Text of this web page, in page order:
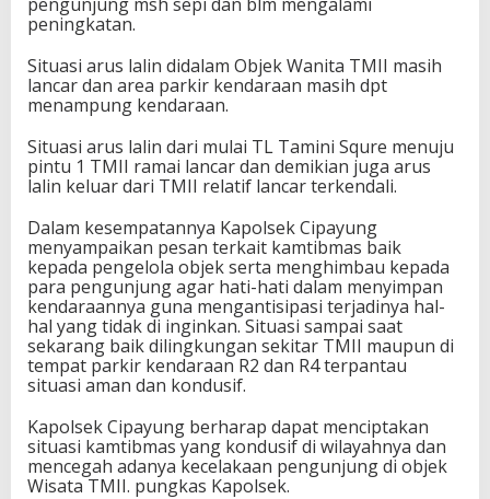
peningkatan.
Situasi arus lalin didalam Objek Wanita TMII masih
lancar dan area parkir kendaraan masih dpt
menampung kendaraan.
Situasi arus lalin dari mulai TL Tamini Squre menuju
pintu 1 TMII ramai lancar dan demikian juga arus
lalin keluar dari TMII relatif lancar terkendali.
Dalam kesempatannya Kapolsek Cipayung
menyampaikan pesan terkait kamtibmas baik
kepada pengelola objek serta menghimbau kepada
para pengunjung agar hati-hati dalam menyimpan
kendaraannya guna mengantisipasi terjadinya hal-
hal yang tidak di inginkan. Situasi sampai saat
sekarang baik dilingkungan sekitar TMII maupun di
tempat parkir kendaraan R2 dan R4 terpantau
situasi aman dan kondusif.
Kapolsek Cipayung berharap dapat menciptakan
situasi kamtibmas yang kondusif di wilayahnya dan
mencegah adanya kecelakaan pengunjung di objek
Wisata TMII. pungkas Kapolsek.